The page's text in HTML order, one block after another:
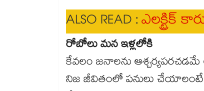
ALSO READ :ఎలక్ట్రిక్
రోబోలు మన ఇళ్లలోకి
కేవలం జనాలను
నిజ జీవితంలో పనులు